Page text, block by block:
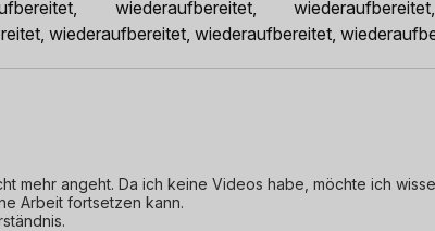
wiederaufbereitet,
wiederaufbereitet, wiederaufbereitet,
mehr angeht. Da ich keine Videos habe, möchte ich
Arbeit fortsetzen kann.